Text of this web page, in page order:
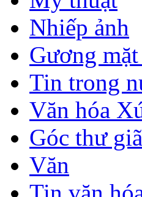
Nhiếp ảnh
Gương
Tin trong
Văn hóa
Góc thư
Văn